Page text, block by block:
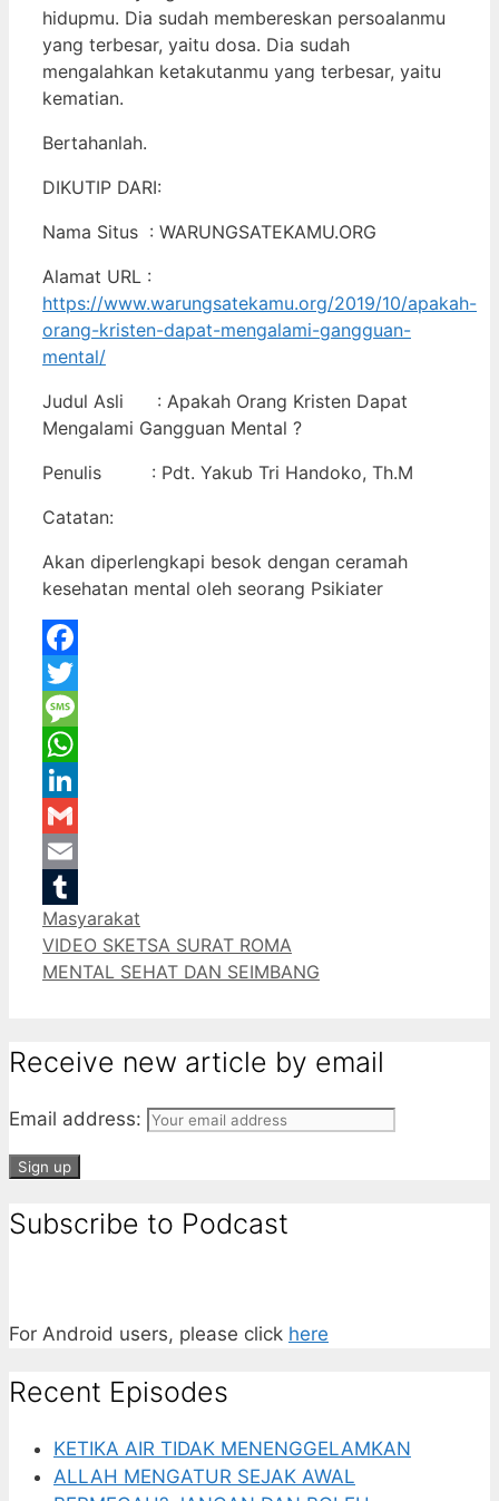
hidupmu. Dia sudah membereskan persoalanmu
yang terbesar, yaitu dosa. Dia sudah
mengalahkan ketakutanmu yang terbesar, yaitu
kematian.
Bertahanlah.
DIKUTIP DARI:
Nama Situs : WARUNGSATEKAMU.ORG
Alamat URL :
https://www.warungsatekamu.org/2019/10/apakah-
orang-kristen-dapat-mengalami-gangguan-
mental/
Judul Asli : Apakah Orang Kristen Dapat
Mengalami Gangguan Mental ?
Penulis : Pdt. Yakub Tri Handoko, Th.M
Catatan:
Akan diperlengkapi besok dengan ceramah
kesehatan mental oleh seorang Psikiater
Facebook
Twitter
Message
WhatsApp
LinkedIn
Gmail
Email
Tumblr
Categories
Masyarakat
VIDEO SKETSA SURAT ROMA
MENTAL SEHAT DAN SEIMBANG
Receive new article by email
Email address:
Subscribe to Podcast
For Android users, please click here
Recent Episodes
KETIKA AIR TIDAK MENENGGELAMKAN
ALLAH MENGATUR SEJAK AWAL